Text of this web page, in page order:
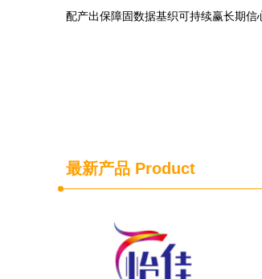
配产出保障固数据基织可持续赢长期
最新产品 Product